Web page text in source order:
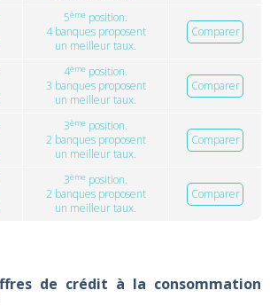
5ème position.
4 banques proposent
un meilleur taux.
Comparer
4ème position.
3 banques proposent
un meilleur taux.
Comparer
3ème position.
2 banques proposent
un meilleur taux.
Comparer
3ème position.
2 banques proposent
un meilleur taux.
Comparer
de crédit à la consommation